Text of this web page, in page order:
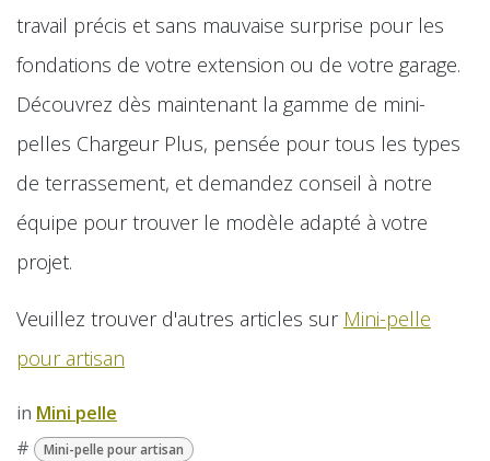
travail précis et sans mauvaise surprise pour les
fondations de votre extension ou de votre garage.
Découvrez dès maintenant la gamme de mini-
pelles Chargeur Plus, pensée pour tous les types
de terrassement, et demandez conseil à notre
équipe pour trouver le modèle adapté à votre
projet.
Veuillez trouver d'autres articles sur Mini-pelle
pour artisan
in ​Mini pelle
#
Mini-pelle pour artisan